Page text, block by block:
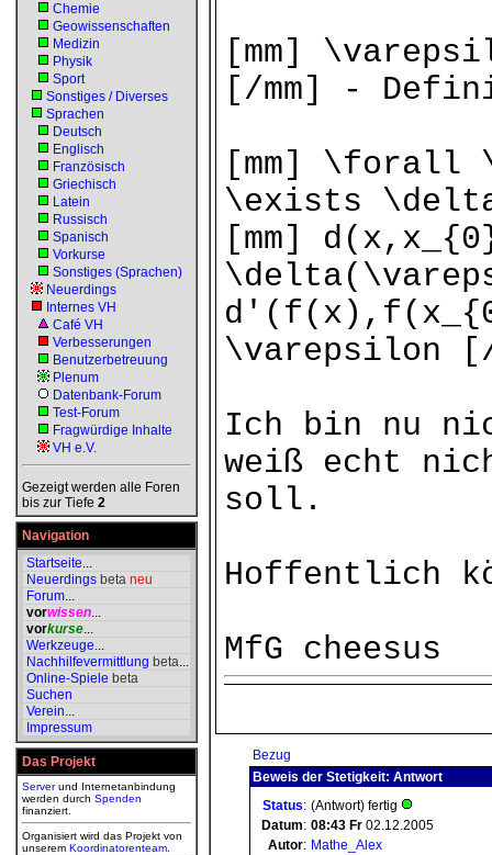
Chemie
Geowissenschaften
Medizin
Physik
Sport
Sonstiges / Diverses
Sprachen
Deutsch
Englisch
Französisch
Griechisch
Latein
Russisch
Spanisch
Vorkurse
Sonstiges (Sprachen)
Neuerdings
Internes VH
Café VH
Verbesserungen
Benutzerbetreuung
Plenum
Datenbank-Forum
Test-Forum
Fragwürdige Inhalte
VH e.V.
Gezeigt werden alle Foren
bis zur Tiefe 2
Navigation
Startseite...
Neuerdings beta neu
Forum...
vorwissen...
vorkurse...
Werkzeuge...
Nachhilfevermittlung beta...
Online-Spiele beta
Suchen
Verein...
Impressum
Das Projekt
Serverund Internetanbindung
werden durch Spenden
finanziert.
Organisiert wird das Projekt von
unserem Koordinatorenteam
[mm]
[/mm] -
[mm] \forall
\exists
[mm]
\varepsilon [/
Ich bin nu
weiß echt
soll.
Hoffentlich
MfG cheesus
Bezug
Beweis der Stetigkeit: Antwort
Status: (Antwort) fertig
Datum: 08:43 Fr 02.12.2005
Autor: Mathe_Alex